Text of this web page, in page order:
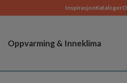
InspirasjonKataloger
Oppvarming & Inneklima